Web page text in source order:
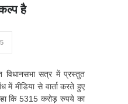
है
सत्र में प्रस्तुत
से वार्ता करते हुए
कि 5315 करोड़ रुपये का